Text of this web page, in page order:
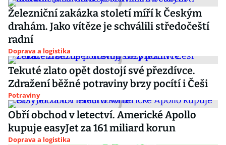
Železniční zakázka století míří k Českým
drahám. Jako vítěze je schválili středočeští
radní
Doprava a logistika
Tekuté zlato opět dostojí své přezdívce.
Zdražení běžné potraviny brzy pocítí i Češi
Potraviny
Obří obchod v letectví. Americké Apollo
kupuje easyJet za 161 miliard korun
Doprava a logistika